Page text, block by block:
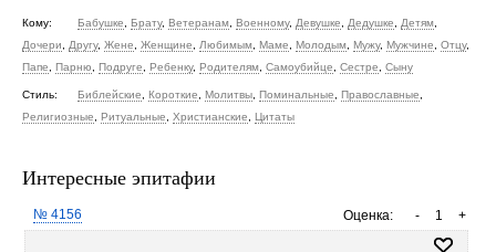
Кому: Бабушке Брату, Ветеранам Военному, Девушке Дедушке Детям
Дочери
Другу, Жене Женщине Любимым Маме Молодым Мужу, Мужчине Отцу,
Папе
Парню Подруге Ребенку, Родителям Самоубийце Сестре Сыну
Стиль: Библейские Короткие Молитвы Поминальные Православные
Религиозные
Ритуальные Христианские Цитаты
Интересные эпитафии
Оценка: +
1
-
№ 4156